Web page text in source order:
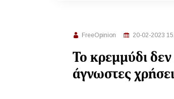
FreeOpinion 20-02-2023
Το κρεμμύδι δεν
άγνωστες